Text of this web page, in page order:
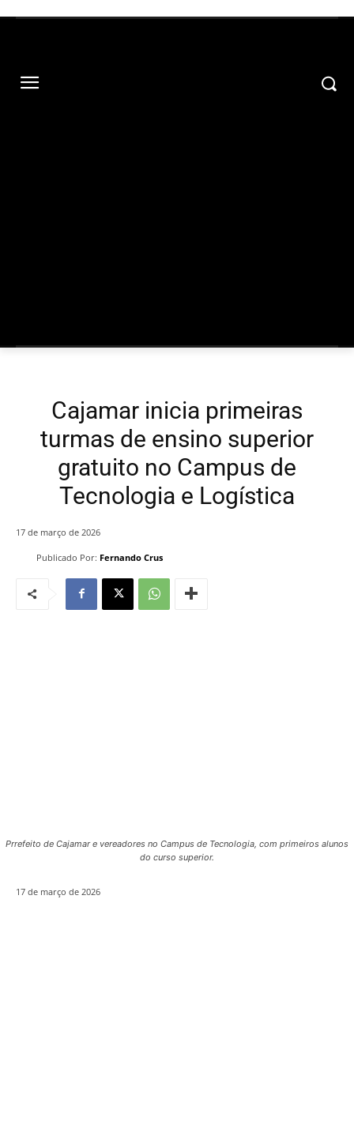
Cajamar inicia primeiras
turmas de ensino superior
gratuito no Campus de
Tecnologia e Logística
Publicado Por: Fernando Crus
17 de março de 2026
Prrefeito de Cajamar e vereadores no Campus de Tecnologia, com primeiros alunos
do curso superior.
17 de março de 2026